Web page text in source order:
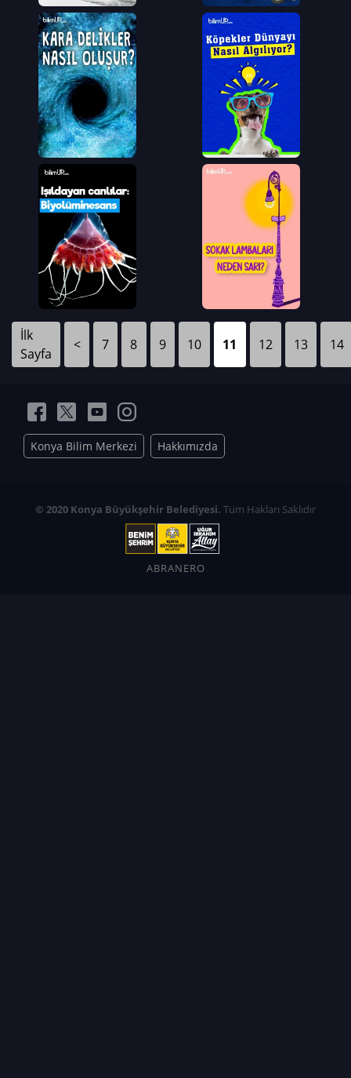
İlk
Sayfa
< 7 8 9 10 11 12 13 14
Konya Bilim Merkezi Hakkımızda
© 2020 Konya Büyükşehir Belediyesi. Tüm Hakları Saklıdır
ABRANERO